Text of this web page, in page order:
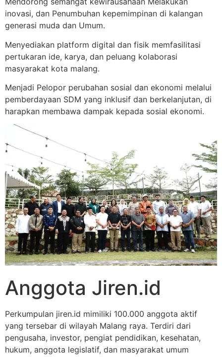
inovasi, dan Penumbuhan kepemimpinan di kalangan
generasi muda dan Umum.
Menyediakan platform digital dan fisik memfasilitasi
pertukaran ide, karya, dan peluang kolaborasi
masyarakat kota malang.
Menjadi Pelopor perubahan sosial dan ekonomi melalui
pemberdayaan SDM yang inklusif dan berkelanjutan, di
harapkan membawa dampak kepada sosial ekonomi.
Anggota Jiren.id
Perkumpulan jiren.id mimiliki 100.000 anggota aktif
yang tersebar di wilayah Malang raya. Terdiri dari
pengusaha, investor, pengiat pendidikan, kesehatan,
hukum, anggota legislatif, dan masyarakat umum